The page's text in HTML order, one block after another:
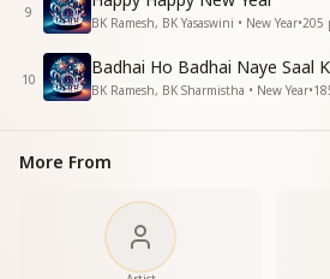
9
BK Ramesh, BK Yasaswini • New Year•205
10
Badhai Ho Badhai Naye Saal
BK Ramesh, BK Sharmistha • New Year•
More From